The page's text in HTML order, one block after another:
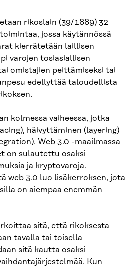
rikoslain (39/1889) 32
jossa käytännössä
kierrätetään laillisen
varojen tosiasiallisen
omistajien peittämiseksi tai
edellyttää taloudellista
kolmessa vaiheessa, jotka
häivyttäminen (layering)
Web 3.0 -maailmassa
on sulautettu osaksi
ja kryptovaroja.
web 3.0 luo lisäkerroksen, jota
on aiempaa enemmän
sitä, että rikoksesta
tavalla tai toisella
sitä kautta osaksi
Kun